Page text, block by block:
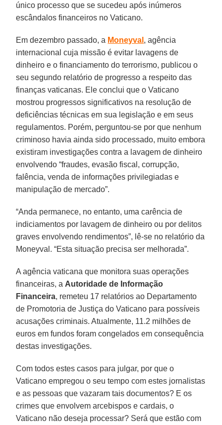
único processo que se sucedeu após inúmeros
escândalos financeiros no Vaticano.
Em dezembro passado, a Moneyval , agência
internacional cuja missão é evitar lavagens de
dinheiro e o financiamento do terrorismo, publicou o
seu segundo relatório de progresso a respeito das
finanças vaticanas. Ele conclui que o Vaticano
mostrou progressos significativos na resolução de
deficiências técnicas em sua legislação e em seus
regulamentos. Porém, perguntou-se por que nenhum
criminoso havia ainda sido processado, muito embora
existiram investigações contra a lavagem de dinheiro
envolvendo “fraudes, evasão fiscal, corrupção,
falência, venda de informações privilegiadas e
manipulação de mercado”.
“Anda permanece, no entanto, uma carência de
indiciamentos por lavagem de dinheiro ou por delitos
graves envolvendo rendimentos”, lê-se no relatório da
Moneyval. “Esta situação precisa ser melhorada”.
A agência vaticana que monitora suas operações
financeiras, a Autoridade de Informação
Financeira, remeteu 17 relatórios ao Departamento
de Promotoria de Justiça do Vaticano para possíveis
acusações criminais. Atualmente, 11.2 milhões de
euros em fundos foram congelados em consequência
destas investigações.
Com todos estes casos para julgar, por que o
Vaticano empregou o seu tempo com estes jornalistas
e as pessoas que vazaram tais documentos? E os
crimes que envolvem arcebispos e cardais, o
Vaticano não deseja processar? Será que estão com